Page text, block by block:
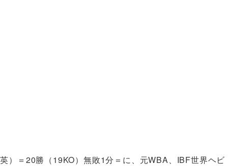
）＝20勝（19KO）無敗1分＝に、元WBA、IBF世界ヘビ